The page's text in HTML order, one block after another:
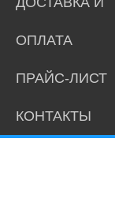
ОПЛАТА
ПРАЙС-ЛИСТ
КОНТАКТЫ